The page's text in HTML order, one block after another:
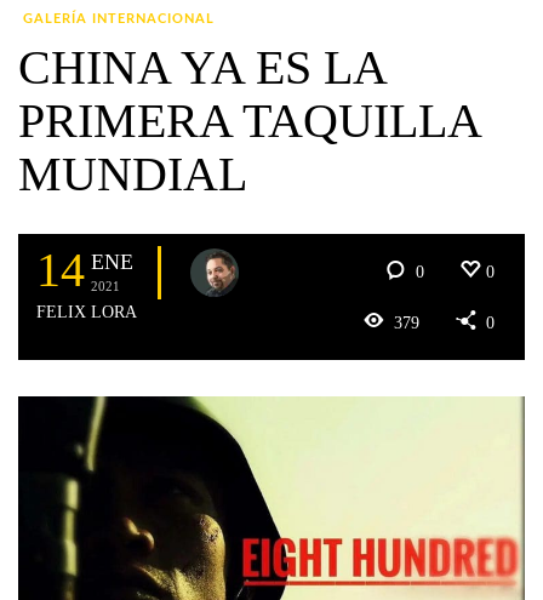
GALERÍA INTERNACIONAL
CHINA YA ES LA
PRIMERA TAQUILLA
MUNDIAL
14 ENE
2021
FELIX LORA
0 0
379 0